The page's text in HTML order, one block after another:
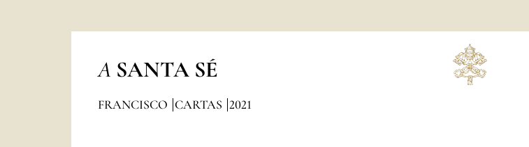
A SANTA SÉ
FRANCISCO CARTAS 2021